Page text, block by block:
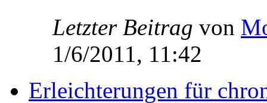
Letzter Beitrag von
1/6/2011, 11:42
Erleichterungen für